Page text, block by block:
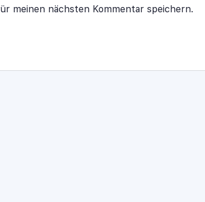
meinen nächsten Kommentar speichern.